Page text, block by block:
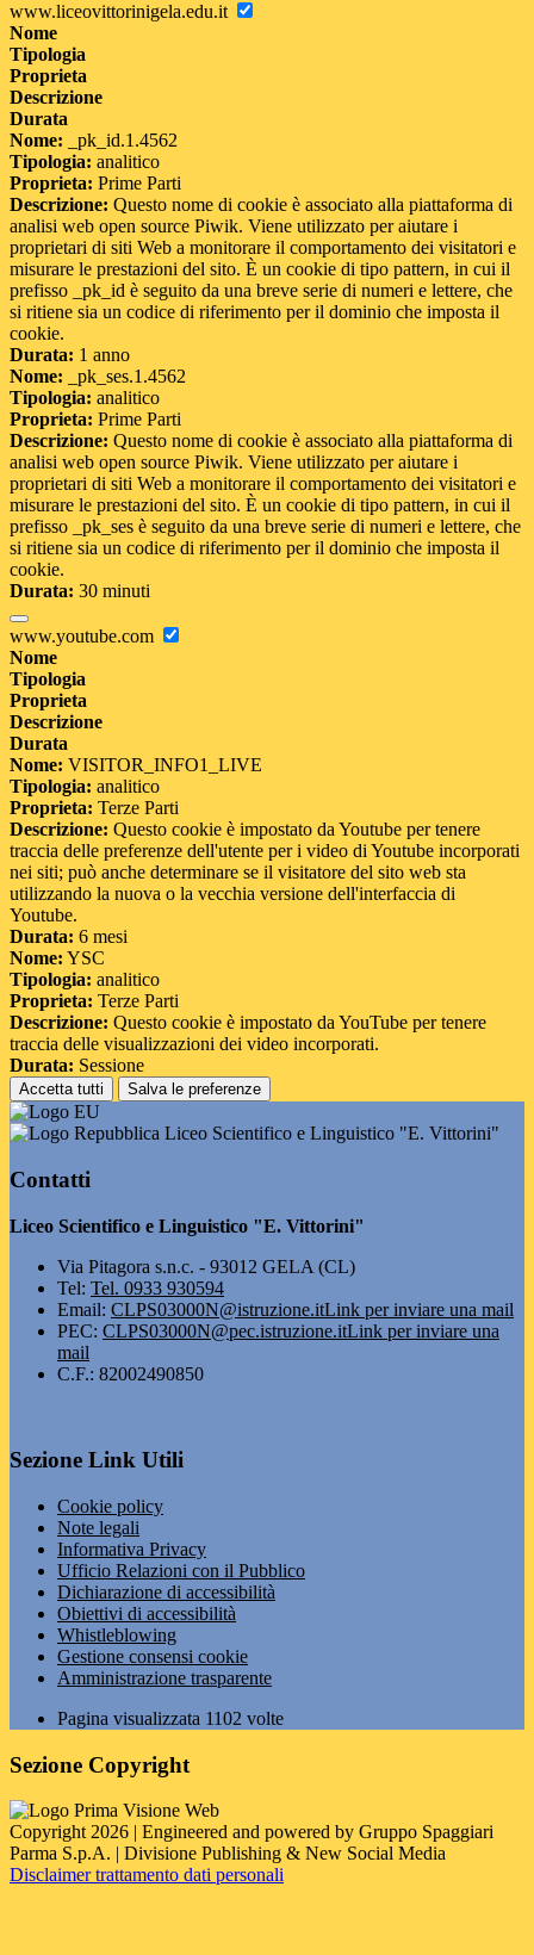
www.liceovittorinigela.edu.it
Nome
Tipologia
Proprieta
Descrizione
Durata
Nome: _pk_id.1.4562
Tipologia: analitico
Proprieta: Prime Parti
Descrizione: Questo nome di cookie è associato alla piattaforma di
analisi web open source Piwik. Viene utilizzato per aiutare i
proprietari di siti Web a monitorare il comportamento dei visitatori e
misurare le prestazioni del sito. È un cookie di tipo pattern, in cui il
prefisso _pk_id è seguito da una breve serie di numeri e lettere, che
si ritiene sia un codice di riferimento per il dominio che imposta il
cookie.
Durata: 1 anno
Nome: _pk_ses.1.4562
Tipologia: analitico
Proprieta: Prime Parti
Descrizione: Questo nome di cookie è associato alla piattaforma di
analisi web open source Piwik. Viene utilizzato per aiutare i
proprietari di siti Web a monitorare il comportamento dei visitatori e
misurare le prestazioni del sito. È un cookie di tipo pattern, in cui il
prefisso _pk_ses è seguito da una breve serie di numeri e lettere, che
si ritiene sia un codice di riferimento per il dominio che imposta il
cookie.
Durata: 30 minuti
www.youtube.com
Nome
Tipologia
Proprieta
Descrizione
Durata
Nome: VISITOR_INFO1_LIVE
Tipologia: analitico
Proprieta: Terze Parti
Descrizione: Questo cookie è impostato da Youtube per tenere
traccia delle preferenze dell'utente per i video di Youtube incorporati
nei siti; può anche determinare se il visitatore del sito web sta
utilizzando la nuova o la vecchia versione dell'interfaccia di
Youtube.
Durata: 6 mesi
Nome: YSC
Tipologia: analitico
Proprieta: Terze Parti
Descrizione: Questo cookie è impostato da YouTube per tenere
traccia delle visualizzazioni dei video incorporati.
Durata: Sessione
Accetta tutti Salva le preferenze
Liceo Scientifico e Linguistico "E. Vittorini"
Contatti
Liceo Scientifico e Linguistico "E. Vittorini"
Via Pitagora s.n.c. - 93012 GELA (CL)
Tel: Tel. 0933 930594
Email: CLPS03000N@istruzione.itLink per inviare una mail
PEC: CLPS03000N@pec.istruzione.itLink per inviare una
mail
C.F.: 82002490850
Sezione Link Utili
Cookie policy
Note legali
Informativa Privacy
Ufficio Relazioni con il Pubblico
Dichiarazione di accessibilità
Obiettivi di accessibilità
Whistleblowing
Gestione consensi cookie
Amministrazione trasparente
Pagina visualizzata 1102 volte
Sezione Copyright
Copyright 2026 | Engineered and powered by Gruppo Spaggiari
Parma S.p.A. | Divisione Publishing & New Social Media
Disclaimer trattamento dati personali